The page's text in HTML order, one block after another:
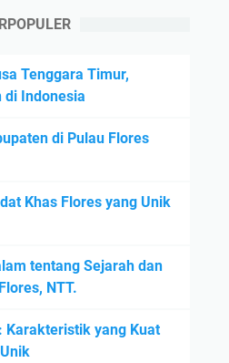
Tenggara Timur,
di Indonesia
di Pulau Flores
Khas Flores yang Unik
tentang Sejarah dan
NTT.
Karakteristik yang Kuat